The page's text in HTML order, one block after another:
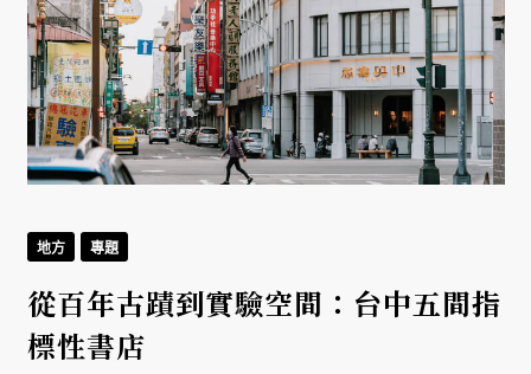
地方 專題
從百年古蹟到實驗空間：台中五間指
標性書店